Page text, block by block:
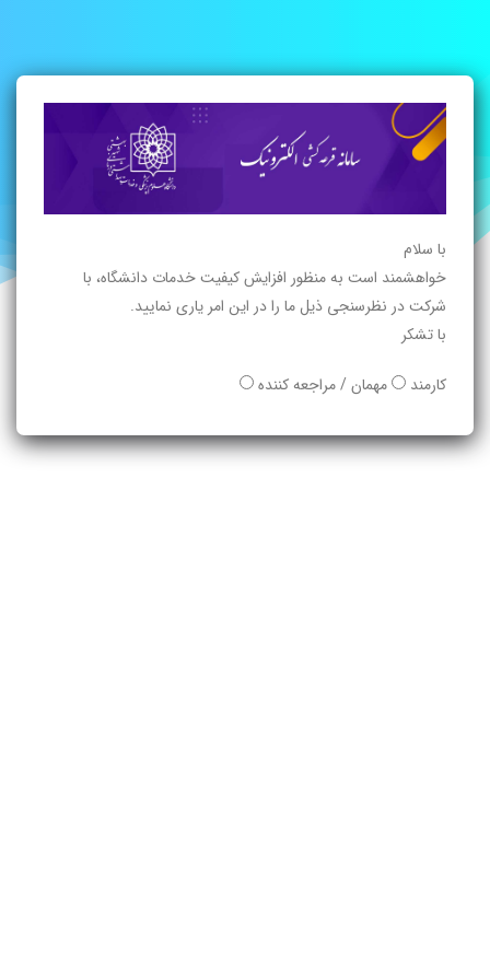
با سلام
خواهشمند است به منظور افزایش کیفیت خدمات دانشگاه، با
شرکت در نظرسنجی ذیل ما را در این امر یاری نمایید.
با تشکر
کارمند مهمان / مراجعه کننده